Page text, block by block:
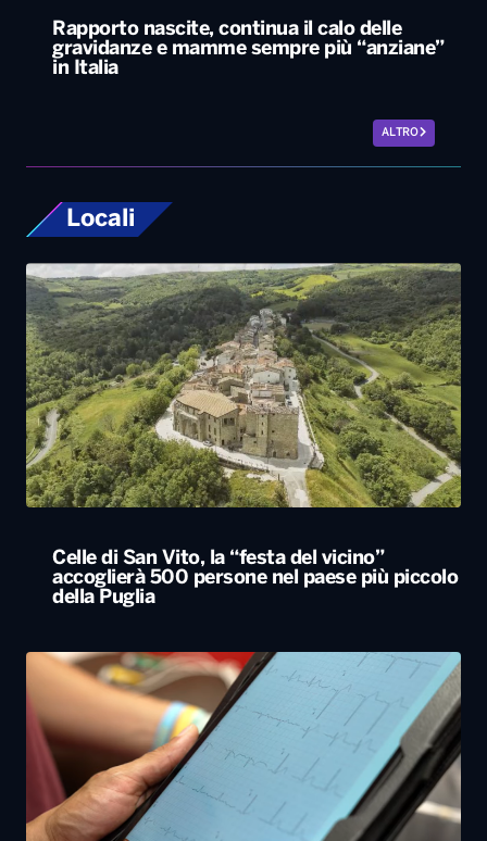
Rapporto nascite, continua il calo delle
gravidanze e mamme sempre più “anziane”
in Italia
ALTRO
Locali
Celle di San Vito, la “festa del vicino”
accoglierà 500 persone nel paese più piccolo
della Puglia